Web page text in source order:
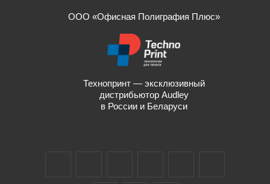
ООО «Офисная Полиграфия Плюс»
Технопринт — эксклюзивный
дистрибьютор Audley
в России и Беларуси